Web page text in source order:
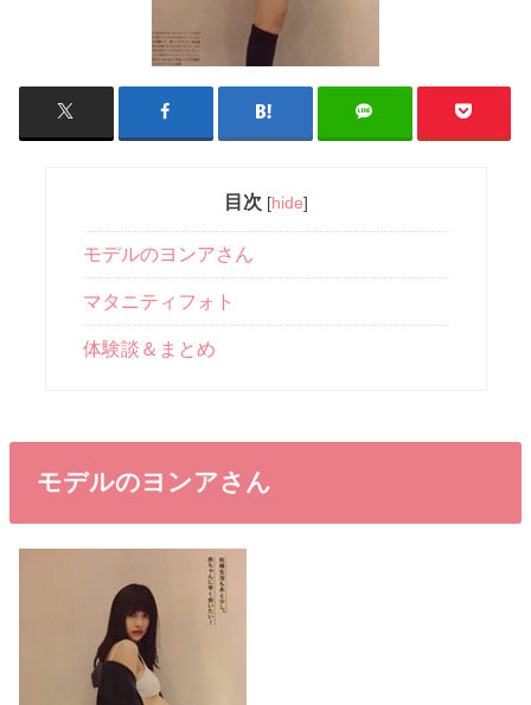
目次 [hide]
モデルのヨンアさん
マタニティフォト
体験談＆まとめ
モデルのヨンアさん